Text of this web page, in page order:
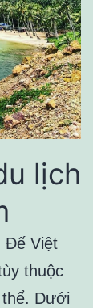
lịch
Đế Việt
thuộc
Dưới